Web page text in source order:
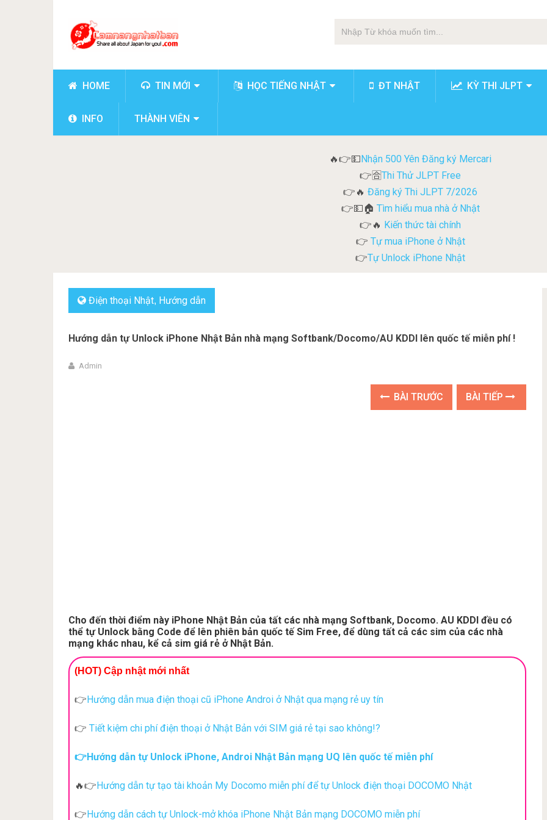
HOME TIN MỚI HỌC TIẾNG NHẬT ĐT NHẬT KỲ THI JLPT
INFO THÀNH VIÊN
🔥👉💵Nhận 500 Yên Đăng ký Mercari
👉🈴Thi Thử JLPT Free
👉🔥 Đăng ký Thi JLPT 7/2026
👉💵🏠 Tìm hiểu mua nhà ở Nhật
👉🔥 Kiến thức tài chính
👉 Tự mua iPhone ở Nhật
👉Tự Unlock iPhone Nhật
Điện thoại Nhật, Hướng dẫn
Hướng dẫn tự Unlock iPhone Nhật Bản nhà mạng Softbank/Docomo/AU KDDI lên quốc tế miễn phí !
Admin
BÀI TRƯỚC BÀI TIẾP
Cho đến thời điểm này iPhone Nhật Bản của tất các nhà mạng Softbank, Docomo. AU KDDI đều có
thể tự Unlock bằng Code để lên phiên bản quốc tế Sim Free, để dùng tất cả các sim của các nhà
mạng khác nhau, kể cả sim giá rẻ ở Nhật Bản.
(HOT) Cập nhật mới nhất
👉Hướng dẫn mua điện thoại cũ iPhone Androi ở Nhật qua mạng rẻ uy tín
👉 Tiết kiệm chi phí điện thoại ở Nhật Bản với SIM giá rẻ tại sao không!?
👉Hướng dẫn tự Unlock iPhone, Androi Nhật Bản mạng UQ lên quốc tế miễn phí
🔥👉Hướng dẫn tự tạo tài khoản My Docomo miễn phí để tự Unlock điện thoại DOCOMO Nhật
👉Hướng dẫn cách tự Unlock-mở khóa iPhone Nhật Bản mạng DOCOMO miễn phí